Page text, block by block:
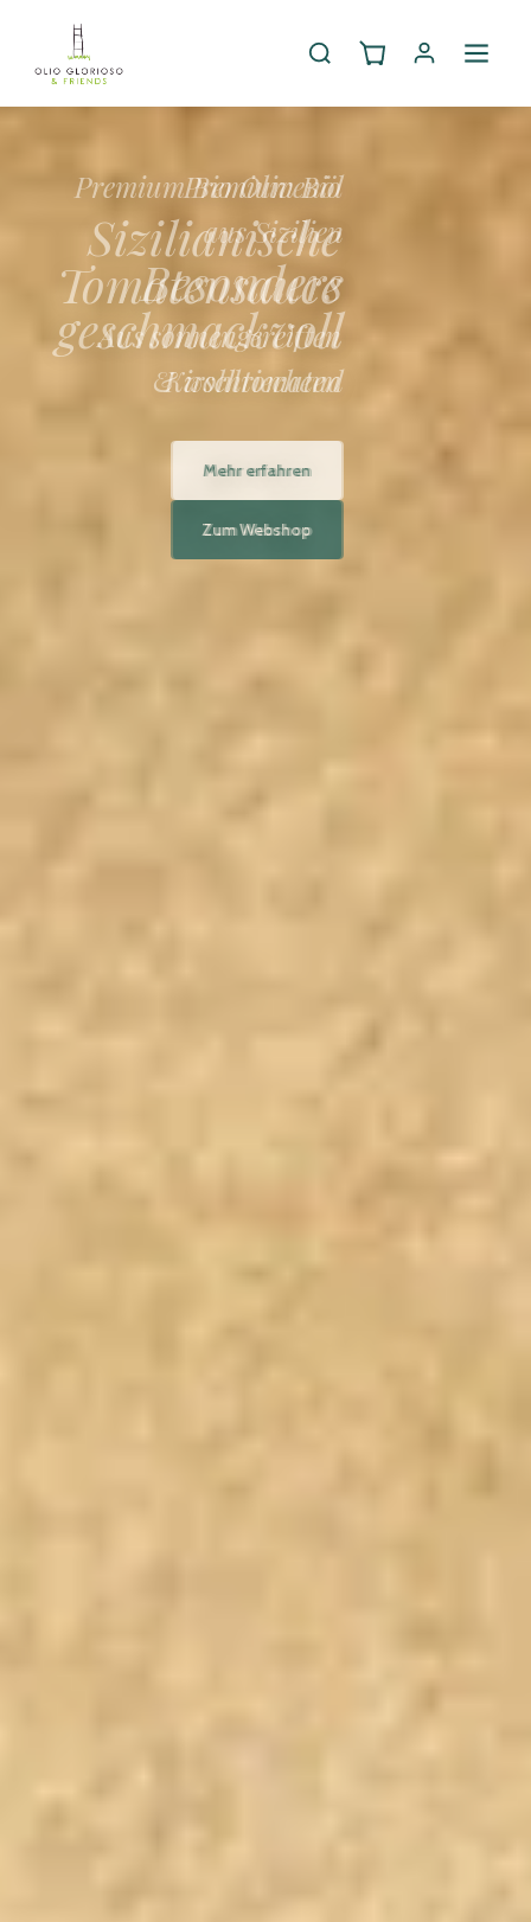
Premium Bio
Sizilianische
Tomatensauce
Aus sonnengereiften
Kirschtomaten
Mehr erfahren
Zum Webshop